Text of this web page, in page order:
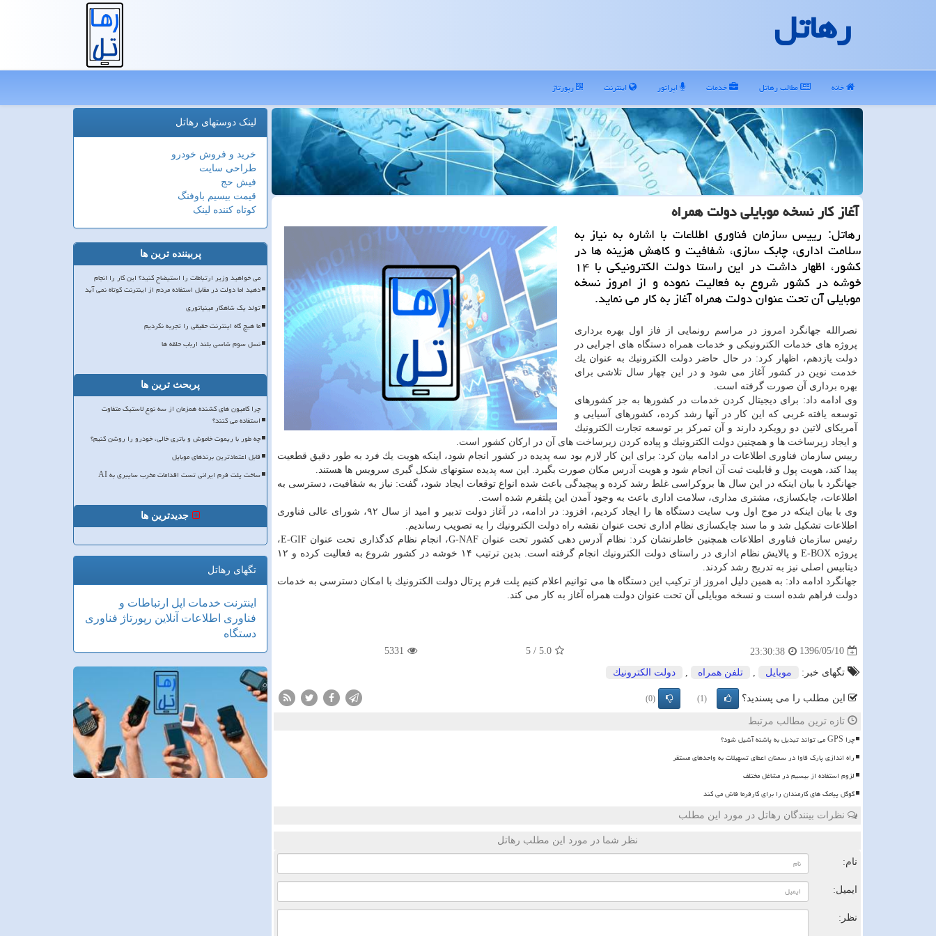
رهاتل
خانه مطالب رهاتل خدمات اپراتور اینترنت رپورتاژ
آغاز كار نسخه موبایلی دولت همراه
رهاتل: رییس سازمان فناوری اطلاعات با اشاره به نیاز به
سلامت اداری، چابك سازی، شفافیت و كاهش هزینه ها در
كشور، اظهار داشت در این راستا دولت الكترونیكی با ۱۴
خوشه در كشور شروع به فعالیت نموده و از امروز نسخه
موبایلی آن تحت عنوان دولت همراه آغاز به كار می نماید.
نصرالله جهانگرد امروز در مراسم رونمایی از فاز اول بهره برداری
پروژه های خدمات الكترونیكی و خدمات همراه دستگاه های اجرایی در
دولت یازدهم، اظهار كرد: در حال حاضر دولت الكترونیك به عنوان یك
خدمت نوین در كشور آغاز می شود و در این چهار سال تلاشی برای
بهره برداری آن صورت گرفته است.
وی ادامه داد: برای دیجیتال كردن خدمات در كشورها به جز كشورهای
توسعه یافته غربی كه این كار در آنها رشد كرده، كشورهای آسیایی و
آمریكای لاتین دو رویكرد دارند و آن تمركز بر توسعه تجارت الكترونیك
و ایجاد زیرساخت ها و همچنین دولت الكترونیك و پیاده كردن زیرساخت های آن در اركان كشور است.
رییس سازمان فناوری اطلاعات در ادامه بیان كرد: برای این كار لازم بود سه پدیده در كشور انجام شود، اینكه هویت یك فرد به طور دقیق قطعیت
پیدا كند، هویت پول و قابلیت ثبت آن انجام شود و هویت آدرس مكان صورت بگیرد. این سه پدیده ستونهای شكل گیری سرویس ها هستند.
جهانگرد با بیان اینكه در این سال ها بروكراسی غلط رشد كرده و پیچیدگی باعث شده انواع توقعات ایجاد شود، گفت: نیاز به شفافیت، دسترسی به
اطلاعات، چابكسازی، مشتری مداری، سلامت اداری باعث به وجود آمدن این پلتفرم شده است.
وی با بیان اینكه در موج اول وب سایت دستگاه ها را ایجاد كردیم، افزود: در ادامه، در آغاز دولت تدبیر و امید از سال ۹۲، شورای عالی فناوری
اطلاعات تشكیل شد و ما سند چابكسازی نظام اداری تحت عنوان نقشه راه دولت الكترونیك را به تصویب رساندیم.
رئیس سازمان فناوری اطلاعات همچنین خاطرنشان كرد: نظام آدرس دهی كشور تحت عنوان G-NAF، انجام نظام كدگذاری تحت عنوان E-GIF،
پروژه E-BOX و پالایش نظام اداری در راستای دولت الكترونیك انجام گرفته است. بدین ترتیب ۱۴ خوشه در كشور شروع به فعالیت كرده و ۱۲
دیتابیس اصلی نیز به تدریج رشد كردند.
جهانگرد ادامه داد: به همین دلیل امروز از تركیب این دستگاه ها می توانیم اعلام كنیم پلت فرم پرتال دولت الكترونیك با امكان دسترسی به خدمات
دولت فراهم شده است و نسخه موبایلی آن تحت عنوان دولت همراه آغاز به كار می كند.
1396/05/10
23:30:38
5.0
/
5
5331
تگهای خبر: موبایل تلفن همراه دولت الكترونیك
این مطلب را می پسندید؟ (1)
(0)
تازه ترین مطالب مرتبط
چرا GPS می تواند تبدیل به پاشنه آشیل شود؟
راه اندازی پارک فاوا در سمنان اعطای تسهیلات به واحدهای مستقر
لزوم استفاده از بیسیم در مشاغل مختلف
گوگل پیامک های کارمندان را برای کارفرما فاش می کند
نظرات بینندگان رهاتل در مورد این مطلب
نظر شما در مورد این مطلب رهاتل
نام:
ایمیل:
نظر:
لینک دوستهای رهاتل
خرید و فروش خودرو
طراحی سایت
فیش حج
قیمت بیسیم باوفنگ
کوتاه کننده لینک
پربیننده ترین ها
می خواهید وزیر ارتباطات را استیضاح کنید؟ این کار را انجام
دهید اما دولت در مقابل استفاده مردم از اینترنت کوتاه نمی آید
تولد یک شاهکار مینیاتوری
ما هیچ گاه اینترنت حقیقی را تجربه نکردیم
نسل سوم شاسی بلند ارباب حلقه ها
پربحث ترین ها
چرا کامیون های کشنده همزمان از سه نوع لاستیک متفاوت
استفاده می کنند؟
چه طور با ریموت خاموش و باتری خالی، خودرو را روشن کنیم؟
قابل اعتمادترین برندهای موبایل
ساخت پلت فرم ایرانی تست اقدامات مخرب سایبری به AI
جدیدترین ها
تگهای رهاتل
اینترنت خدمات اپل ارتباطات و
فناوری اطلاعات آنلاین رپورتاژ فناوری
دستگاه